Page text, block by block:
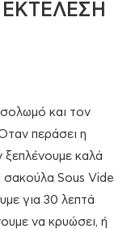
και τον
περάσει η
ξεπλένουμε καλά
σακούλα Sous Vide
για 30 λεπτά
να κρυώσει, ή